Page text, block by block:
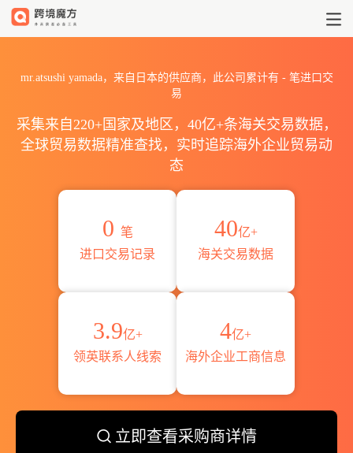
mr.atsushi yamada，来自日本的供应商，此公司累计有 -笔进口交
易
采集来自220+国家及地区，40亿+条海关交易数据，
全球贸易数据精准查找，实时追踪海外企业贸易动
态
0 笔
进口交易记录
40亿+
海关交易数据
3.9亿+
领英联系人线索
4亿+
海外企业工商信息
立即查看采购商详情